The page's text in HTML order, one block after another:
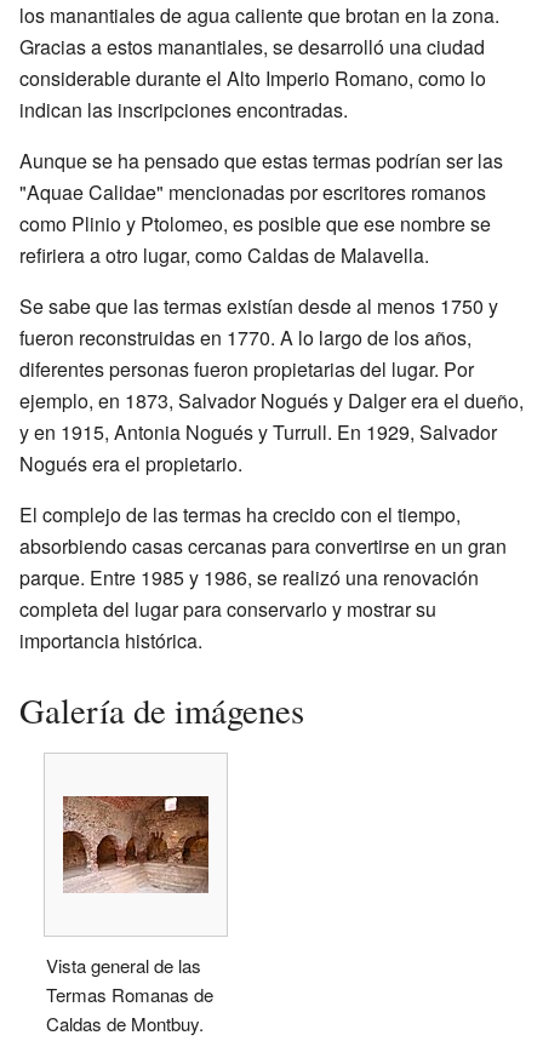
los manantiales de agua caliente que brotan en la zona.
Gracias a estos manantiales, se desarrolló una ciudad
considerable durante el Alto Imperio Romano, como lo
indican las inscripciones encontradas.
Aunque se ha pensado que estas termas podrían ser las
"Aquae Calidae" mencionadas por escritores romanos
como Plinio y Ptolomeo, es posible que ese nombre se
refiriera a otro lugar, como Caldas de Malavella.
Se sabe que las termas existían desde al menos 1750 y
fueron reconstruidas en 1770. A lo largo de los años,
diferentes personas fueron propietarias del lugar. Por
ejemplo, en 1873, Salvador Nogués y Dalger era el dueño,
y en 1915, Antonia Nogués y Turrull. En 1929, Salvador
Nogués era el propietario.
El complejo de las termas ha crecido con el tiempo,
absorbiendo casas cercanas para convertirse en un gran
parque. Entre 1985 y 1986, se realizó una renovación
completa del lugar para conservarlo y mostrar su
importancia histórica.
Galería de imágenes
Vista general de las
Termas Romanas de
Caldas de Montbuy.